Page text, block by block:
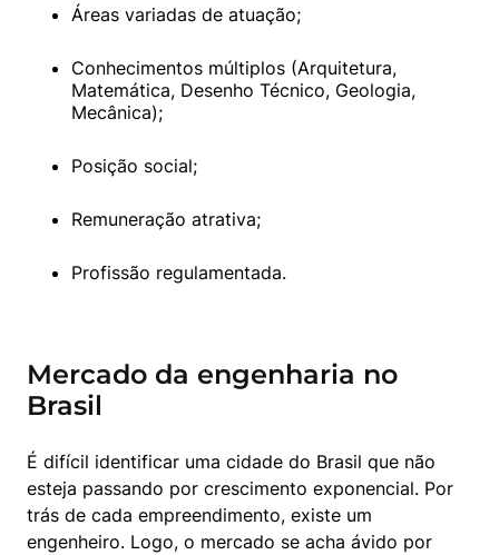
Áreas variadas de atuação;
Conhecimentos múltiplos (Arquitetura,
Matemática, Desenho Técnico, Geologia,
Mecânica);
Posição social;
Remuneração atrativa;
Profissão regulamentada.
Mercado da engenharia no
Brasil
É difícil identificar uma cidade do Brasil que não
esteja passando por crescimento exponencial. Por
trás de cada empreendimento, existe um
engenheiro. Logo, o mercado se acha ávido por